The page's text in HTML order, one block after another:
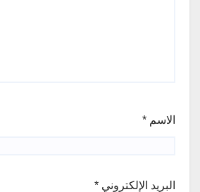
الاسم *
البريد الإلكتروني *